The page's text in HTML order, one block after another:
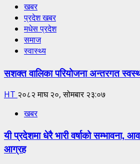
खबर
प्रदेश खबर
मधेस प्रदेश
समाज
स्वास्थ्य
सशक्त वालिका परियोजना अन्तरगत
HT २०८२ माघ २०, सोमबार २३:०७
खबर
यी प्रदेशमा धेरै भारी वर्षाको
आग्रह